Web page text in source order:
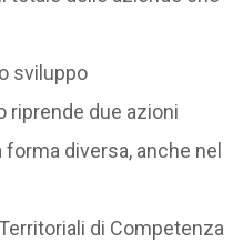
sviluppo
riprende due azioni
diversa, anche nel
di Competenza